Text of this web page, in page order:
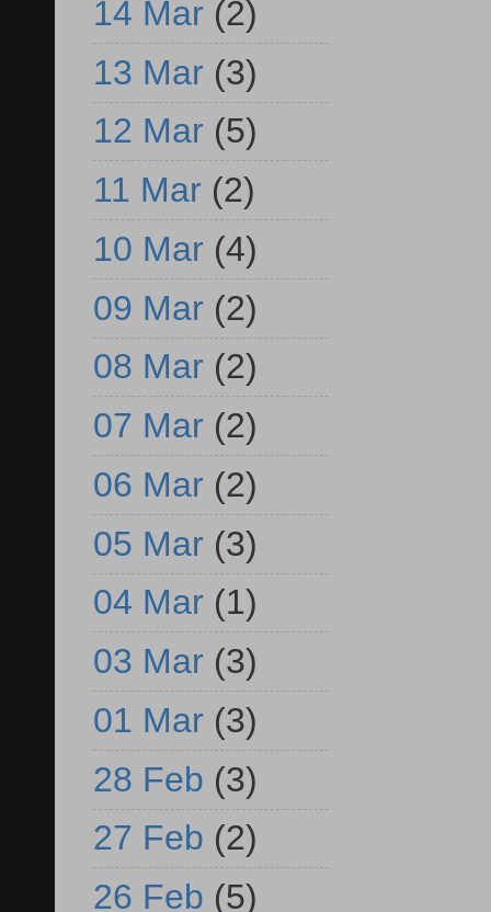
14 Mar (2)
13 Mar (3)
12 Mar (5)
11 Mar (2)
10 Mar (4)
09 Mar (2)
08 Mar (2)
07 Mar (2)
06 Mar (2)
05 Mar (3)
04 Mar (1)
03 Mar (3)
01 Mar (3)
28 Feb (3)
27 Feb (2)
26 Feb (5)